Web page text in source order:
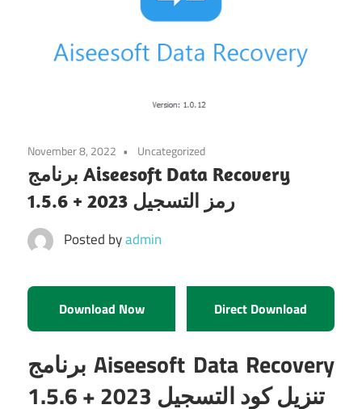
November 8, 2022 Uncategorized
برنامج Aiseesoft Data Recovery
1.5.6 + رمز التسجيل 2023
Posted byadmin
Download Now Direct Download
برنامج Aiseesoft Data Recovery
1.5.6 + تنزيل كود التسجيل 2023